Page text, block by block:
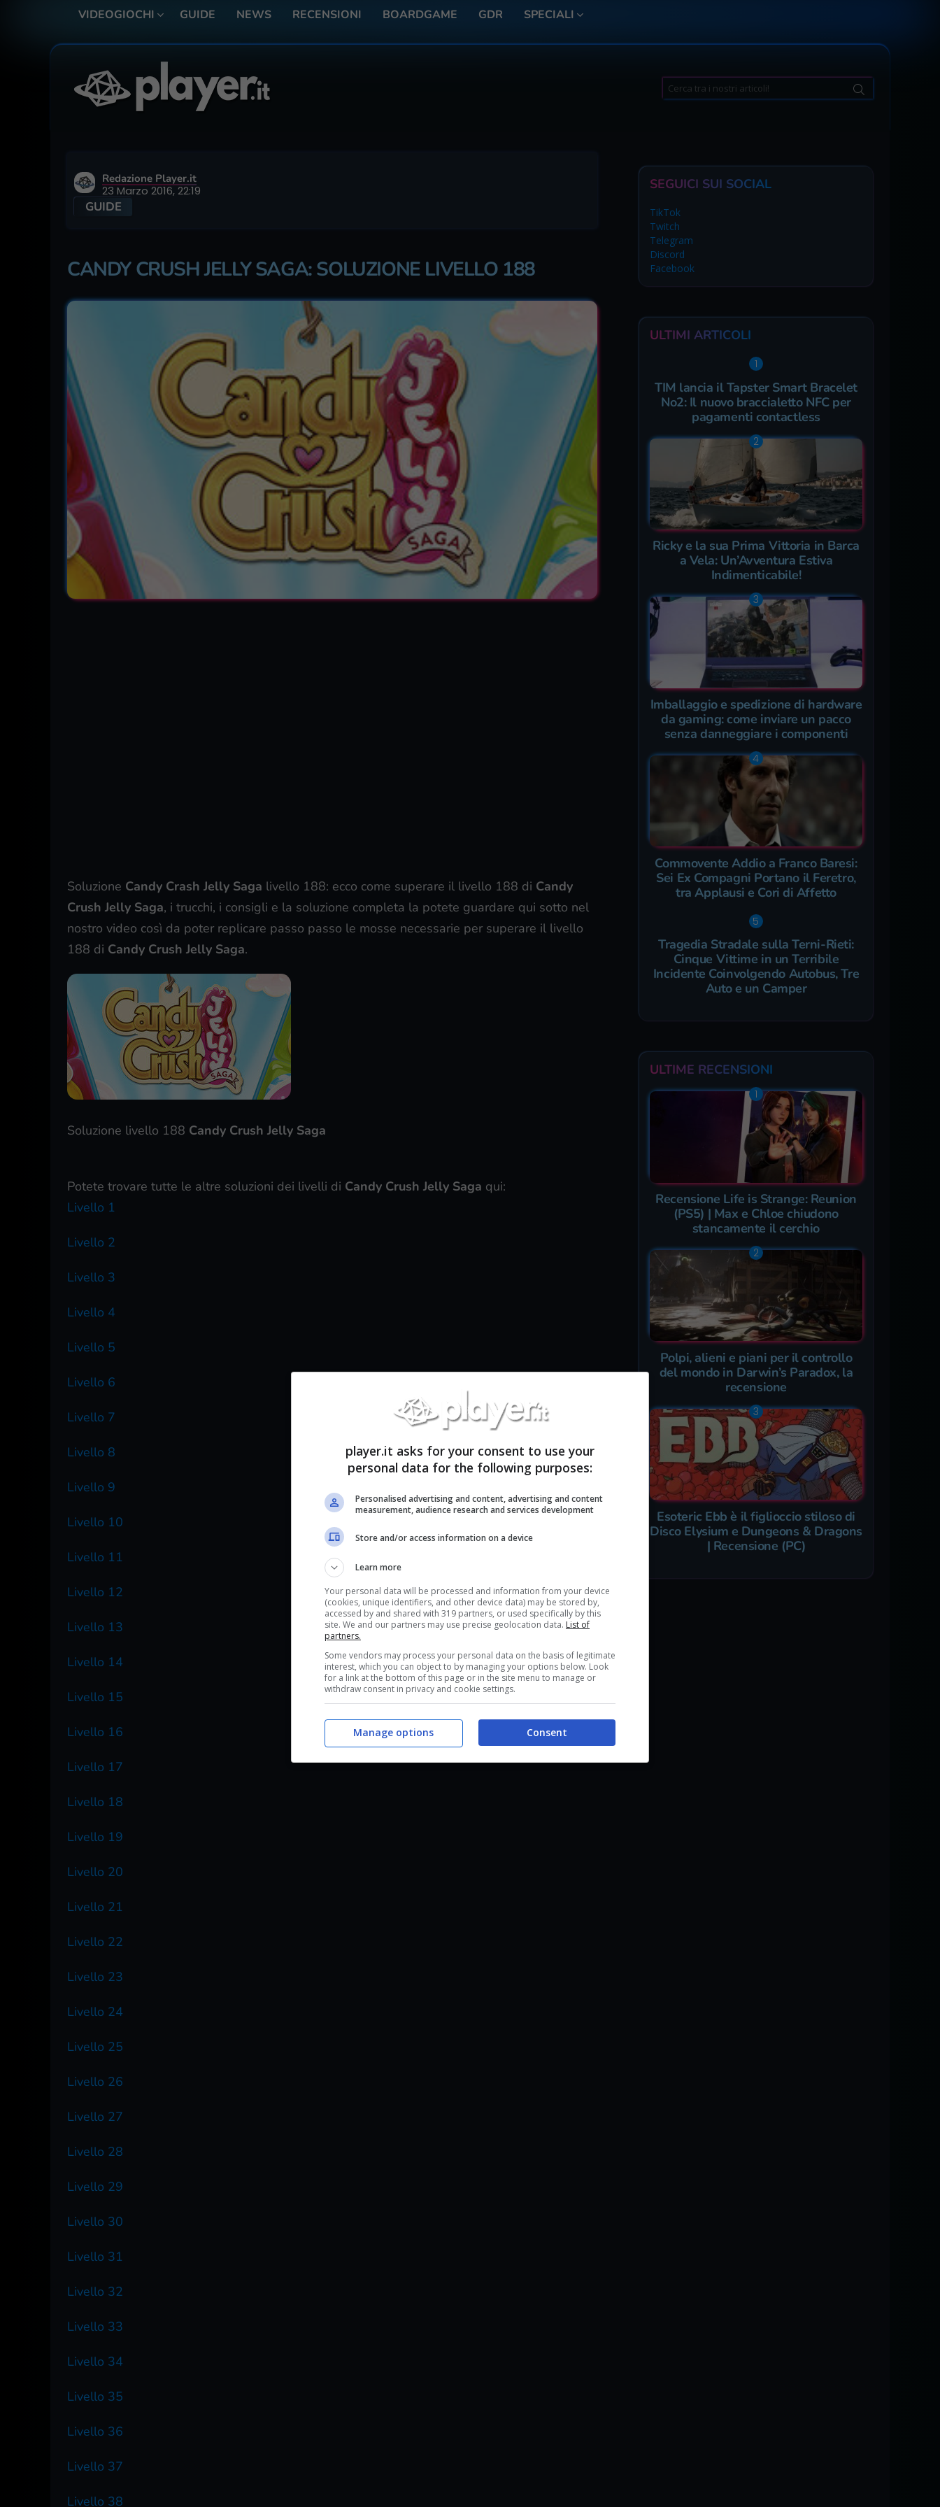
VIDEOGIOCHI GUIDE NEWS RECENSIONI BOARDGAME GDR SPECIALI
Search
for:
Redazione Player.it
23 Marzo 2016, 22:19
GUIDE
CANDY CRUSH JELLY SAGA: SOLUZIONE LIVELLO 188
Soluzione Candy Crash Jelly Saga livello 188: ecco come superare il livello 188 di Candy
Crush Jelly Saga, i trucchi, i consigli e la soluzione completa la potete guardare qui sotto nel
nostro video così da poter replicare passo passo le mosse necessarie per superare il livello
188 di Candy Crush Jelly Saga.
Soluzione livello 188 Candy Crush Jelly Saga
Potete trovare tutte le altre soluzioni dei livelli di Candy Crush Jelly Saga qui:
Livello 1
Livello 2
Livello 3
Livello 4
Livello 5
Livello 6
Livello 7
Livello 8
Livello 9
Livello 10
Livello 11
Livello 12
Livello 13
Livello 14
Livello 15
Livello 16
Livello 17
Livello 18
Livello 19
Livello 20
Livello 21
Livello 22
Livello 23
Livello 24
Livello 25
Livello 26
Livello 27
Livello 28
Livello 29
Livello 30
Livello 31
Livello 32
Livello 33
Livello 34
Livello 35
Livello 36
Livello 37
Livello 38
SEGUICI SUI SOCIAL
TikTok
Twitch
Telegram
Discord
Facebook
ULTIMI ARTICOLI
TIM lancia il Tapster Smart Bracelet
No2: Il nuovo braccialetto NFC per
pagamenti contactless
Ricky e la sua Prima Vittoria in Barca
a Vela: Un’Avventura Estiva
Indimenticabile!
Imballaggio e spedizione di hardware
da gaming: come inviare un pacco
senza danneggiare i componenti
Commovente Addio a Franco Baresi:
Sei Ex Compagni Portano il Feretro,
tra Applausi e Cori di Affetto
Tragedia Stradale sulla Terni-Rieti:
Cinque Vittime in un Terribile
Incidente Coinvolgendo Autobus, Tre
Auto e un Camper
ULTIME RECENSIONI
Recensione Life is Strange: Reunion
(PS5) | Max e Chloe chiudono
stancamente il cerchio
Polpi, alieni e piani per il controllo
del mondo in Darwin’s Paradox, la
recensione
Esoteric Ebb è il figlioccio stiloso di
Disco Elysium e Dungeons & Dragons
| Recensione (PC)
player.it asks for your consent to use your
personal data for the following purposes:
Personalised advertising and content, advertising and content
measurement, audience research and services development
Store and/or access information on a device
Learn more
Your personal data will be processed and information from your device
(cookies, unique identifiers, and other device data) may be stored by,
accessed by and shared with 319 partners, or used specifically by this
site. We and our partners may use precise geolocation data. List of
partners.
Some vendors may process your personal data on the basis of legitimate
interest, which you can object to by managing your options below. Look
for a link at the bottom of this page or in the site menu to manage or
withdraw consent in privacy and cookie settings.
Consent
Manage options